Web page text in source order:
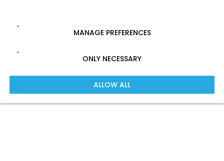
MANAGE PREFERENCES
ONLY NECESSARY
ALLOW ALL